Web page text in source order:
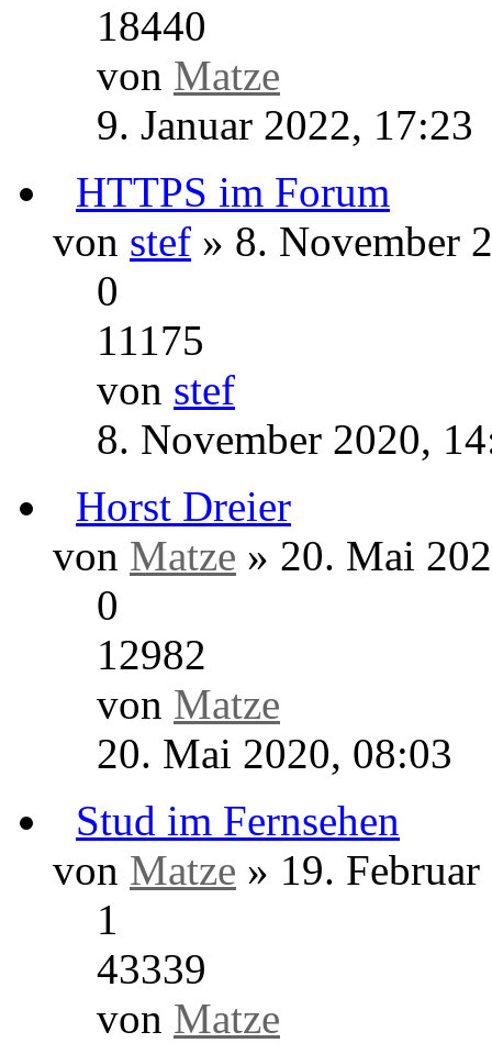
Kulturepoche ...
vonMatze» 9. Januar
0
18440
von
9. Januar 2022, 17:23
HTTPS im
von stef» 8. November
0
11175
vonstef
8. November 2020,